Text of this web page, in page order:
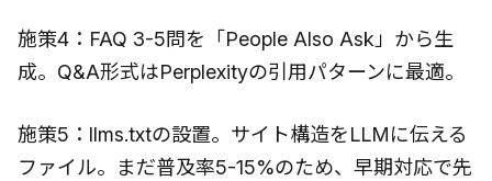
施策4：FAQ 3-5問を「People Also Ask」から生
成。Q&A形式はPerplexityの引用パターンに最適。
施策5：llms.txtの設置。サイト構造をLLMに伝える
ファイル。まだ普及率5-15%のため、早期対応で先